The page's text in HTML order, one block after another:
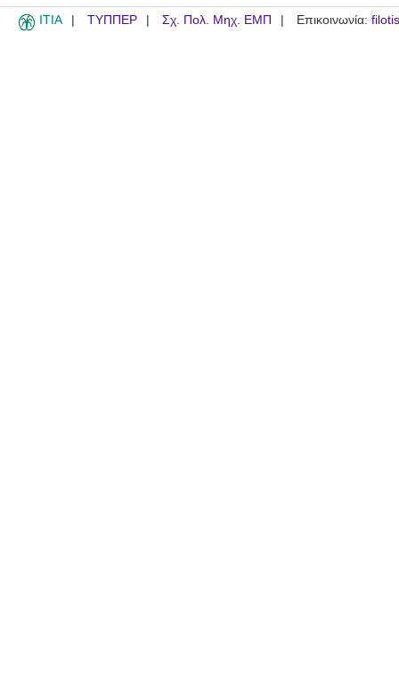
ITIA ΤΥΠΠΕΡ Σχ. Πολ. Μηχ. ΕΜΠ Επικοινωνία: